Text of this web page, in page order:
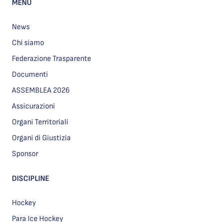
MENU
News
Chi siamo
Federazione Trasparente
Documenti
ASSEMBLEA 2026
Assicurazioni
Organi Territoriali
Organi di Giustizia
Sponsor
DISCIPLINE
Hockey
Para Ice Hockey